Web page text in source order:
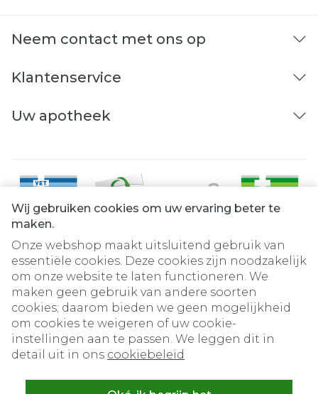
Wij gebruiken cookies om uw ervaring beter te
maken.
Onze webshop maakt uitsluitend gebruik van
essentiële cookies. Deze cookies zijn noodzakelijk
om onze website te laten functioneren. We
maken geen gebruik van andere soorten
cookies; daarom bieden we geen mogelijkheid
om cookies te weigeren of uw cookie-
instellingen aan te passen. We leggen dit in
detail uit in ons cookiebeleid
Neem contact met ons op
Klantenservice
Uw apotheek
Juridische links